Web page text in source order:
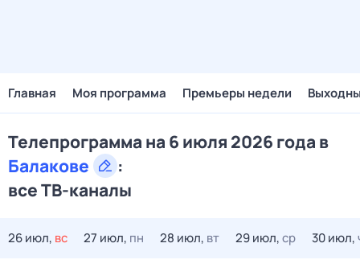
Главная Моя программа Премьеры недели
Телепрограмма на 6 июля 2026 года в
Балакове
:
все ТВ-каналы
26 июл, вс 27 июл, пн 28 июл, вт 29 июл,ср 30 июл,